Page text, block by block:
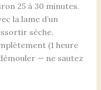
25 à 30 minutes.
la lame d’un
sèche.
(1 heure
— ne sautez